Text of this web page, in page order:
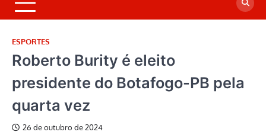
ESPORTES
Roberto Burity é eleito
presidente do Botafogo-PB pela
quarta vez
26 de outubro de 2024